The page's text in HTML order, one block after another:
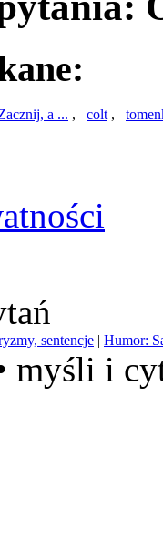
a ... , colt,
sentencje | Humor:
i